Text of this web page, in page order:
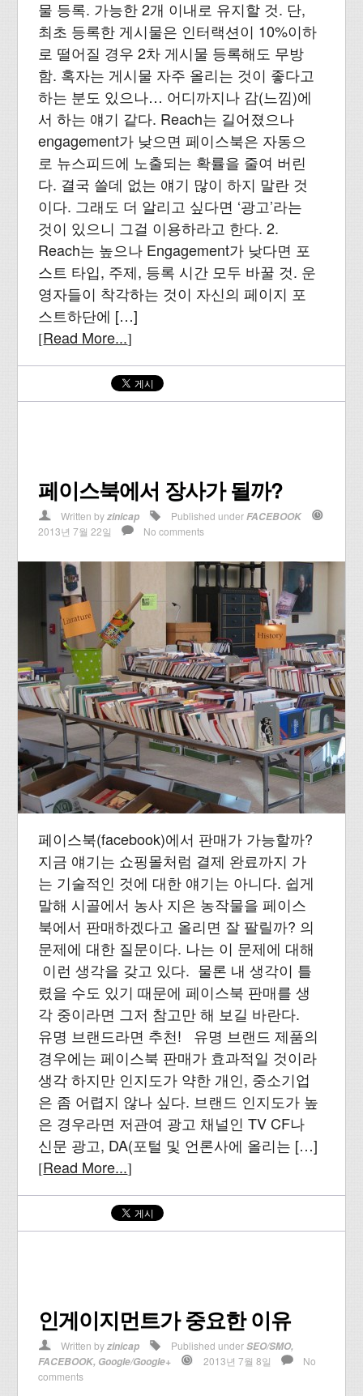
물 등록. 가능한 2개 이내로 유지할 것. 단,
최초 등록한 게시물은 인터랙션이 10%이하
로 떨어질 경우 2차 게시물 등록해도 무방
함. 혹자는 게시물 자주 올리는 것이 좋다고
하는 분도 있으나… 어디까지나 감(느낌)에
서 하는 얘기 같다. Reach는 길어졌으나
engagement가 낮으면 페이스북은 자동으
로 뉴스피드에 노출되는 확률을 줄여 버린
다. 결국 쓸데 없는 얘기 많이 하지 말란 것
이다. 그래도 더 알리고 싶다면 ‘광고’라는
것이 있으니 그걸 이용하라고 한다. 2.
Reach는 높으나 Engagement가 낮다면 포
스트 타입, 주제, 등록 시간 모두 바꿀 것. 운
영자들이 착각하는 것이 자신의 페이지 포
스트하단에 […]
[Read More...]
페이스북에서 장사가 될까?
Written byzinicap Published underFACEBOOK
2013년 7월 22일
No comments
페이스북(facebook)에서 판매가 가능할까?
지금 얘기는 쇼핑몰처럼 결제 완료까지 가
는 기술적인 것에 대한 얘기는 아니다. 쉽게
말해 시골에서 농사 지은 농작물을 페이스
북에서 판매하겠다고 올리면 잘 팔릴까? 의
문제에 대한 질문이다. 나는 이 문제에 대해
이런 생각을 갖고 있다. 물론 내 생각이 틀
렸을 수도 있기 때문에 페이스북 판매를 생
각 중이라면 그저 참고만 해 보길 바란다.
유명 브랜드라면 추천! 유명 브랜드 제품의
경우에는 페이스북 판매가 효과적일 것이라
생각 하지만 인지도가 약한 개인, 중소기업
은 좀 어렵지 않나 싶다. 브랜드 인지도가 높
은 경우라면 저관여 광고 채널인 TV CF나
신문 광고, DA(포털 및 언론사에 올리는 […]
[Read More...]
인게이지먼트가 중요한 이유
Written byzinicap Published underSEO/SMO,
FACEBOOK, Google/Google+ 2013년 7월 8일
No
comments